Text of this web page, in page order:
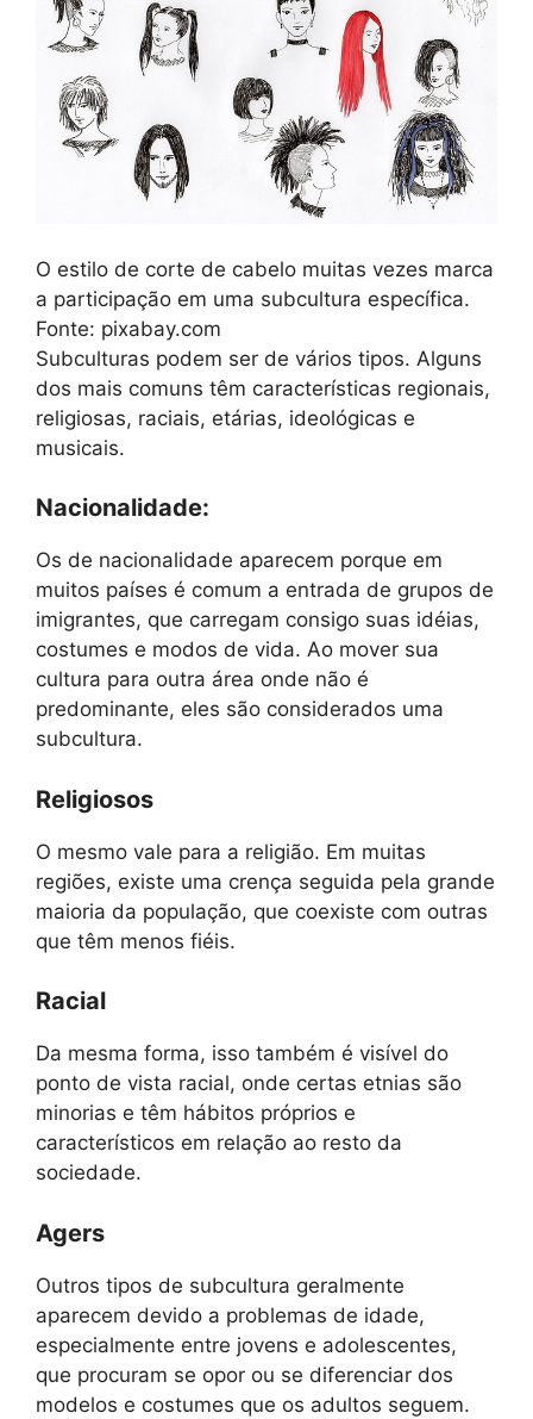
O estilo de corte de cabelo muitas vezes marca
a participação em uma subcultura específica.
Fonte: pixabay.com
Subculturas podem ser de vários tipos. Alguns
dos mais comuns têm características regionais,
religiosas, raciais, etárias, ideológicas e
musicais.
Nacionalidade:
Os de nacionalidade aparecem porque em
muitos países é comum a entrada de grupos de
imigrantes, que carregam consigo suas idéias,
costumes e modos de vida. Ao mover sua
cultura para outra área onde não é
predominante, eles são considerados uma
subcultura.
Religiosos
O mesmo vale para a religião. Em muitas
regiões, existe uma crença seguida pela grande
maioria da população, que coexiste com outras
que têm menos fiéis.
Racial
Da mesma forma, isso também é visível do
ponto de vista racial, onde certas etnias são
minorias e têm hábitos próprios e
característicos em relação ao resto da
sociedade.
Agers
Outros tipos de subcultura geralmente
aparecem devido a problemas de idade,
especialmente entre jovens e adolescentes,
que procuram se opor ou se diferenciar dos
modelos e costumes que os adultos seguem.